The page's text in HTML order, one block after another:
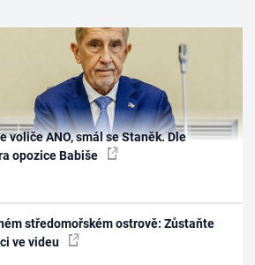
voliče ANO, smál se Staněk. Dle
opozice Babiše
středomořském ostrově: Zůstaňte
ve videu